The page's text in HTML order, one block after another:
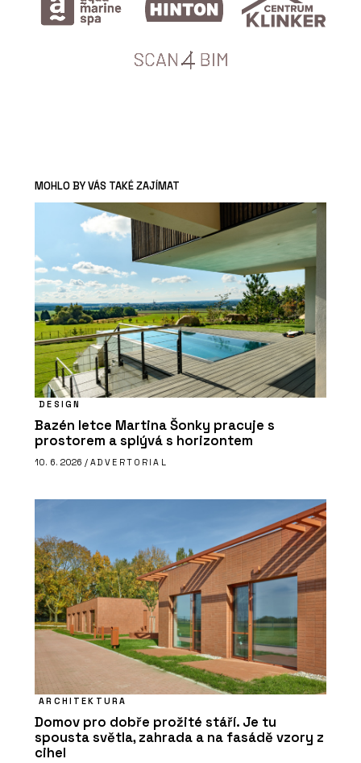
MOHLO BY VÁS TAKÉ ZAJÍMAT
DESIGN
Bazén letce Martina Šonky pracuje s
prostorem a splývá s horizontem
10. 6. 2026 / ADVERTORIAL
ARCHITEKTURA
Domov pro dobře prožité stáří. Je tu
spousta světla, zahrada a na fasádě vzory z
cihel